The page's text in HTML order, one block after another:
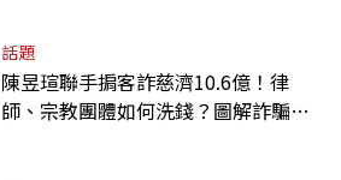
話題
陳昱瑄聯手掮客詐慈濟10.6億！律
師、宗教團體如何洗錢？圖解詐騙關